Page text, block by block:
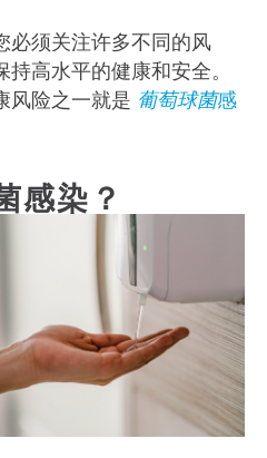
必须关注许多不同的风
高水平的健康和安全。
风险之一就是 葡萄球菌感
感染？